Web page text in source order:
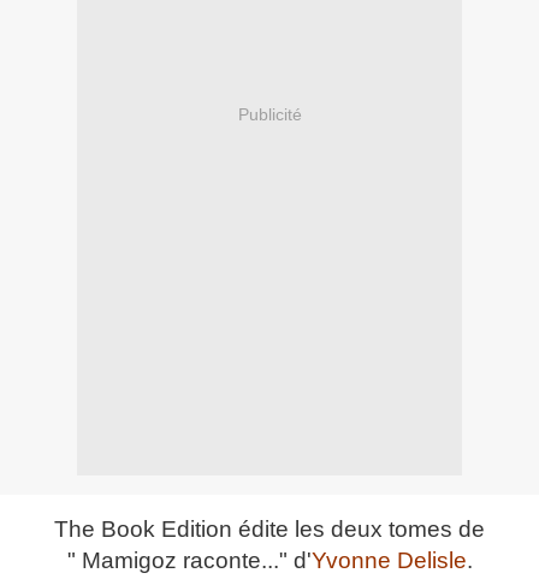
Publicité
The Book Edition édite les deux tomes de
" Mamigoz raconte..." d'Yvonne Delisle.